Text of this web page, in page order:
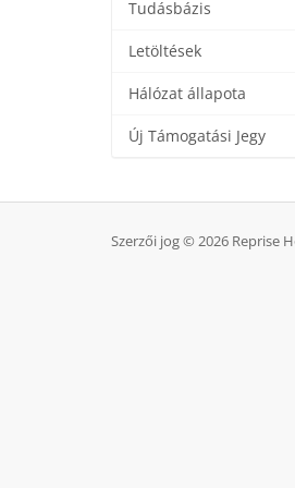
Tudásbázis
Letöltések
Hálózat állapota
Új Támogatási Jegy
Szerzői jog © 2026 Reprise